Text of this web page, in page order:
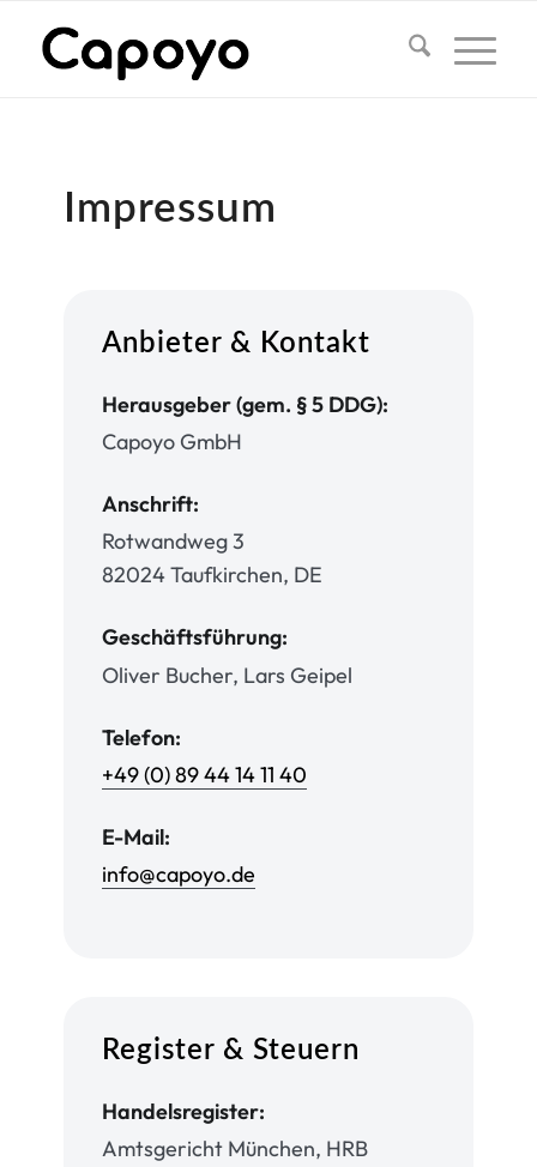
Impressum
Anbieter & Kontakt
Herausgeber (gem. § 5 DDG):
Capoyo GmbH
Anschrift:
Rotwandweg 3
82024 Taufkirchen, DE
Geschäftsführung:
Oliver Bucher, Lars Geipel
Telefon:
+49 (0) 89 44 14 11 40
E-Mail:
info@capoyo.de
Register & Steuern
Handelsregister:
Amtsgericht München, HRB